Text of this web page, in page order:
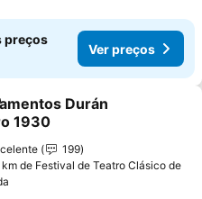
preços
Ver preços
aos favoritos
Durán
1930
199
de Festival de Teatro Clásico de